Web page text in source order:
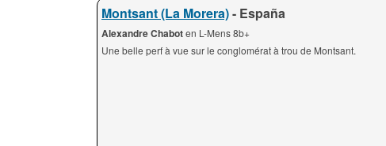
Montsant (La Morera)- España
Alexandre Chaboten L-Mens 8b+
Une belle perf à vue sur le conglomérat à trou de Montsant.